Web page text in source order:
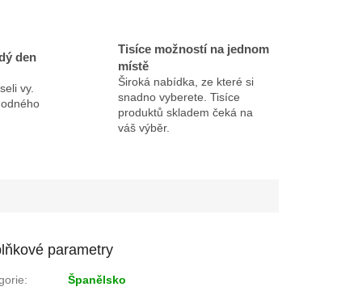
den
vy.
Tisíce možností na jednom
místě
Široká nabídka, ze které si
snadno vyberete. Tisíce
produktů skladem čeká na
váš výběr.
parametry
:
Španělsko